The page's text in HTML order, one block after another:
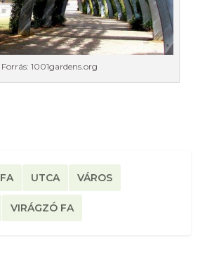
Forrás: 1001gardens.org
FA UTCA VÁROS
VIRÁGZÓ FA